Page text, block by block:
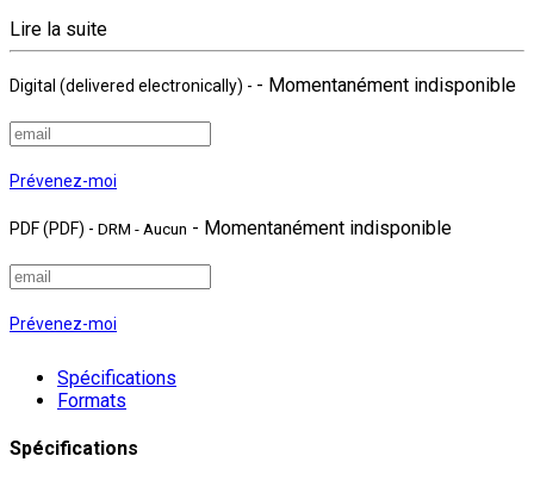
Lire la suite
Digital (delivered electronically) - - Momentanément indisponible
Prévenez-moi
PDF (PDF) - DRM - Aucun - Momentanément indisponible
Prévenez-moi
Spécifications
Formats
Spécifications